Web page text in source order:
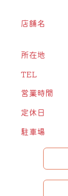
店舗名
所在地
TEL
営業時間
定休日
駐車場